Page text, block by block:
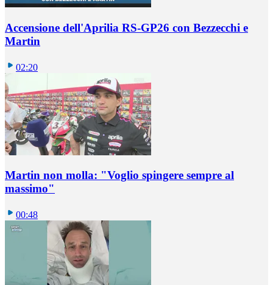
Accensione dell'Aprilia RS-GP26 con Bezzecchi e
Martin
02:20
Martin non molla: "Voglio spingere sempre al
massimo"
00:48